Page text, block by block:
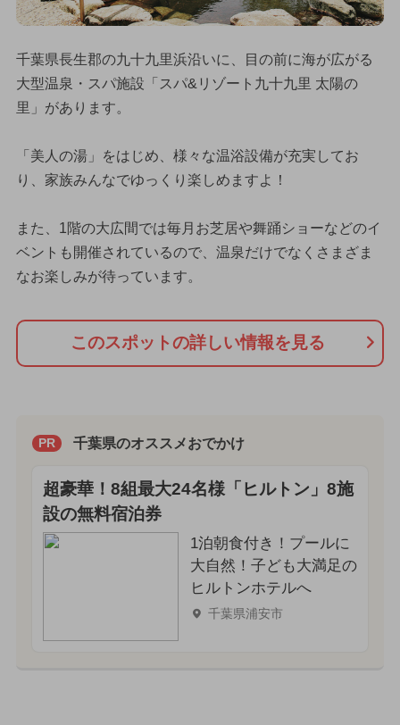
千葉県長生郡の九十九里浜沿いに、目の前に海が広がる
大型温泉・スパ施設「スパ&リゾート九十九里 太陽の
里」があります。
「美人の湯」をはじめ、様々な温浴設備が充実してお
り、家族みんなでゆっくり楽しめますよ！
また、1階の大広間では毎月お芝居や舞踊ショーなどのイ
ベントも開催されているので、温泉だけでなくさまざま
なお楽しみが待っています。
このスポットの詳しい情報を見る
PR 千葉県のオススメおでかけ
超豪華！8組最大24名様「ヒルトン」8施
設の無料宿泊券
1泊朝食付き！プールに
大自然！子ども大満足の
ヒルトンホテルへ
千葉県浦安市